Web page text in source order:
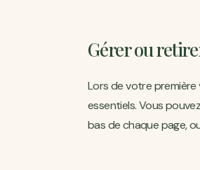
Gérer ou
Lors de votre
essentiels. Vous
bas de chaque page,